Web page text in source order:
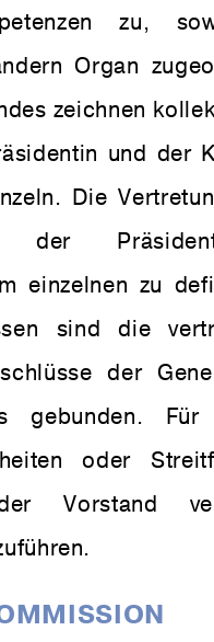
zu,
Organ
zeichnen
und der
Die
der
einzelnen zu
sind die
der
gebunden.
oder
Vorstand